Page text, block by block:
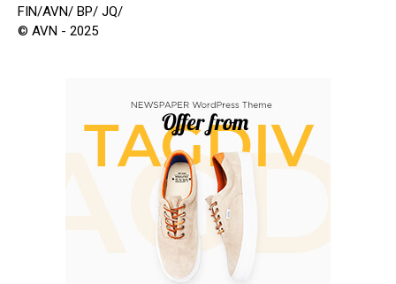
FIN/AVN/ BP/ JQ/
© AVN - 2025